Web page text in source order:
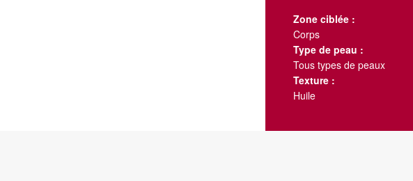
Zone ciblée :
Corps
Type de peau :
Tous types de peaux
Texture :
Huile